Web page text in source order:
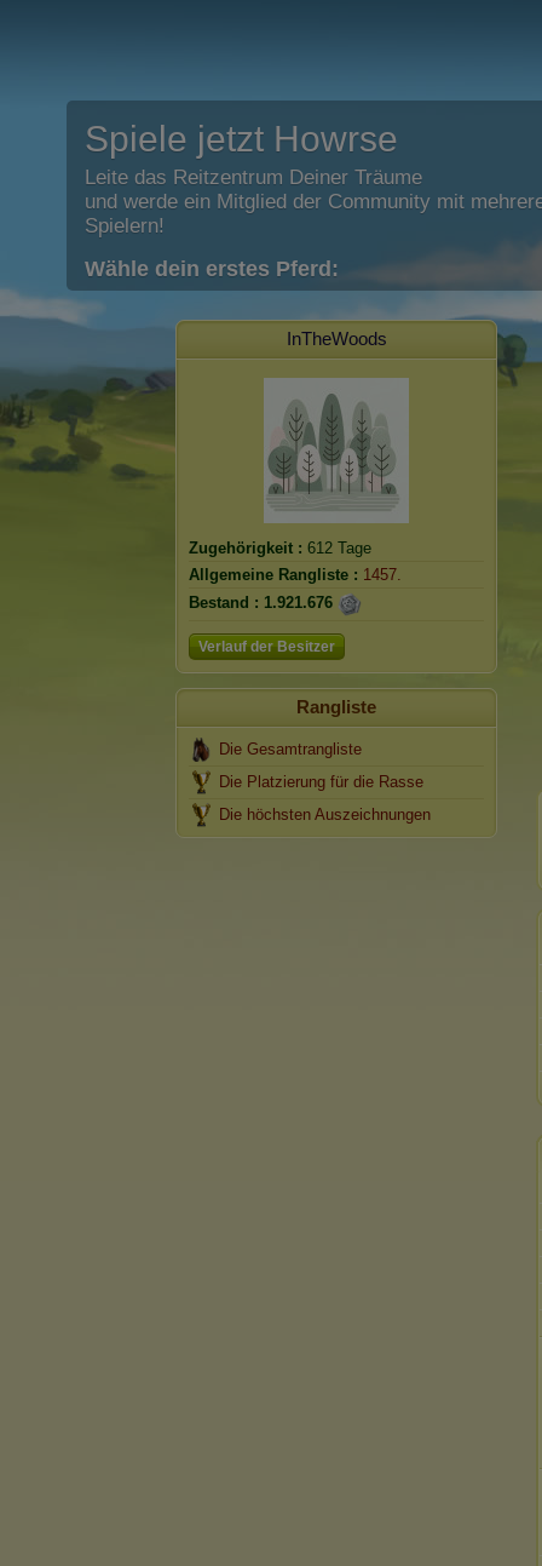
Spiele jetzt Howrse
Leite das Reitzentrum Deiner Träume
und werde ein Mitglied der Community mit
Spielern!
Wähle dein erstes Pferd:
InTheWoods
Zugehörigkeit : 612 Tage
Allgemeine Rangliste : 1457.
Bestand : 1.921.676
Verlauf der Besitzer
Rangliste
Die Gesamtrangliste
Die Platzierung für die Rasse
Die höchsten Auszeichnungen